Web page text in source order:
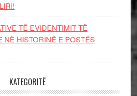
TË EVIDENTIMIT TË
NË HISTORINË E POSTËS
KATEGORITË